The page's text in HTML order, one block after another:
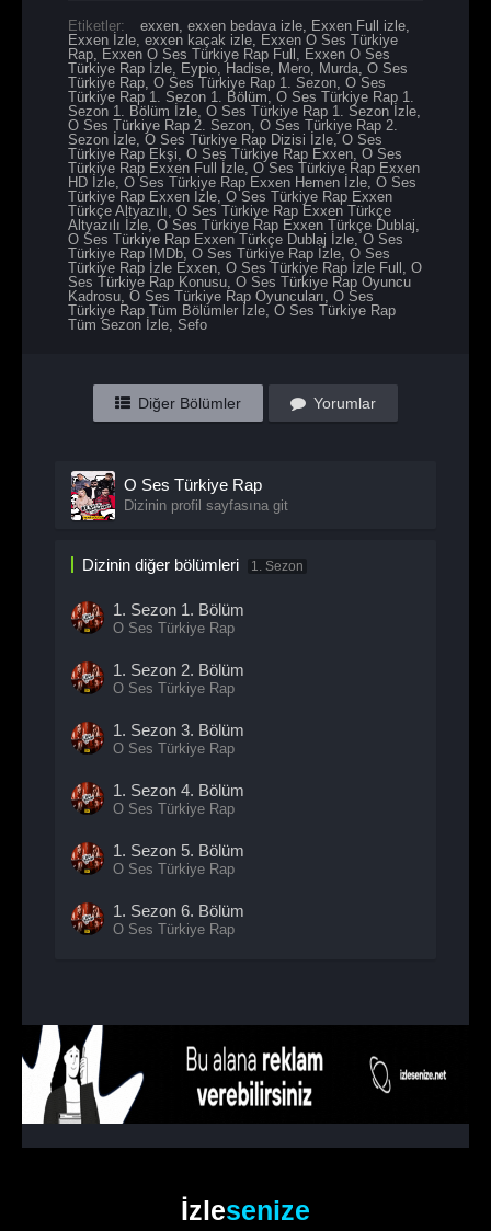
Etiketler: exxen exxen bedava izle Exxen Full izle
Exxen İzle exxen kaçak izle Exxen O Ses Türkiye
Rap Exxen O Ses Türkiye Rap Full
Exxen O Ses
Türkiye Rap İzle Eypio ,Hadise Mero Murda O Ses
Türkiye Rap O Ses Türkiye Rap 1. Sezon O Ses
Türkiye Rap 1. Sezon 1. Bölüm, O Ses Türkiye Rap 1.
Sezon 1. Bölüm İzle O Ses Türkiye Rap 1. Sezon İzle
O Ses Türkiye Rap 2. Sezon O Ses Türkiye Rap 2.
Sezon İzle O Ses Türkiye Rap Dizisi İzle ,O Ses
Türkiye Rap Ekşi O Ses Türkiye Rap Exxen O Ses
Türkiye Rap Exxen Full İzle O Ses Türkiye Rap Exxen
HD İzle O Ses Türkiye Rap Exxen Hemen İzle, O Ses
Türkiye Rap Exxen İzle O Ses Türkiye Rap Exxen
Türkçe Altyazılı O Ses Türkiye Rap Exxen Türkçe
Altyazılı İzle O Ses Türkiye Rap Exxen Türkçe Dublaj
O Ses Türkiye Rap Exxen Türkçe Dublaj İzle ,O Ses
Türkiye Rap IMDb, O Ses Türkiye Rap İzle O Ses
Türkiye Rap İzle Exxen O Ses Türkiye Rap İzle Full O
Ses Türkiye Rap Konusu O Ses Türkiye Rap Oyuncu
Kadrosu O Ses Türkiye Rap Oyuncuları O Ses
Türkiye Rap Tüm Bölümler İzle, O Ses Türkiye Rap
Tüm Sezon İzle Sefo
Diğer Bölümler Yorumlar
O Ses Türkiye Rap
Dizinin profil sayfasına git
Dizinin diğer bölümleri 1. Sezon
1. Sezon 1. Bölüm
O Ses Türkiye Rap
1. Sezon 2. Bölüm
O Ses Türkiye Rap
1. Sezon 3. Bölüm
O Ses Türkiye Rap
1. Sezon 4. Bölüm
O Ses Türkiye Rap
1. Sezon 5. Bölüm
O Ses Türkiye Rap
1. Sezon 6. Bölüm
O Ses Türkiye Rap
1. Sezon8. Bölüm
O Ses Türkiye Rap
1. Sezon 9. Bölüm
O Ses Türkiye Rap
1. Sezon10. Bölüm
11. Bölüm
İzlesenize